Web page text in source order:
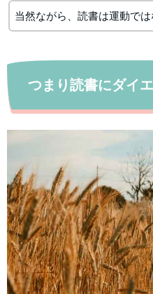
当然ながら、読書は運動で
つまり読書にダイ